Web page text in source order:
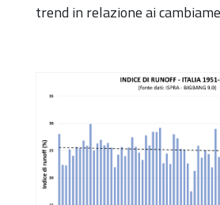
trend in relazione ai